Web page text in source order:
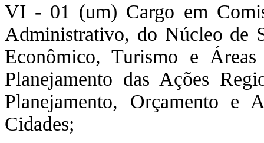
VI - 01 (um) Cargo em
Administrativo, do Núcleo de
Econômico, Turismo e
Planejamento das Ações
Planejamento, Orçamento e
Cidades;